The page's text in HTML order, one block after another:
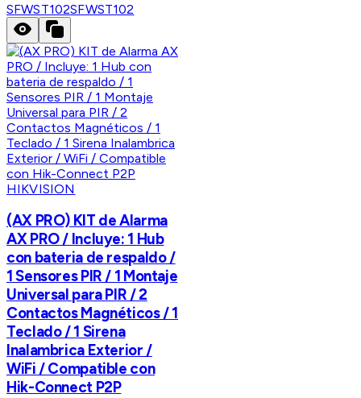
SFWST102SFWST102
HIKVISION
(AX PRO) KIT de Alarma
AX PRO / Incluye: 1 Hub
con bateria de respaldo /
1 Sensores PIR / 1 Montaje
Universal para PIR / 2
Contactos Magnéticos / 1
Teclado / 1 Sirena
Inalambrica Exterior /
WiFi / Compatible con
Hik-Connect P2P